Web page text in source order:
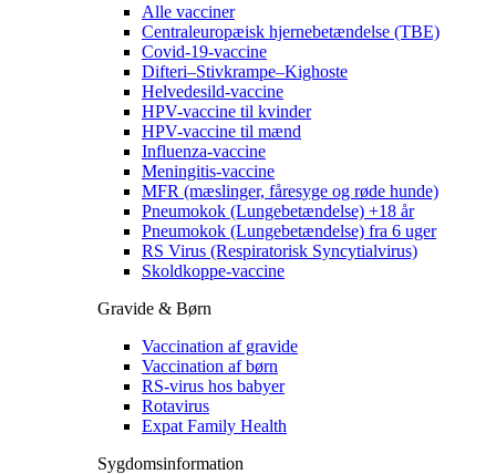
Alle vacciner
Centraleuropæisk hjernebetændelse (TBE)
Covid-19-vaccine
Difteri–Stivkrampe–Kighoste
Helvedesild-vaccine
HPV-vaccine til kvinder
HPV-vaccine til mænd
Influenza-vaccine
Meningitis-vaccine
MFR (mæslinger, fåresyge og røde hunde)
Pneumokok (Lungebetændelse) +18 år
Pneumokok (Lungebetændelse) fra 6 uger
RS Virus (Respiratorisk Syncytialvirus)
Skoldkoppe-vaccine
Gravide & Børn
Vaccination af gravide
Vaccination af børn
RS-virus hos babyer
Rotavirus
Expat Family Health
Sygdomsinformation